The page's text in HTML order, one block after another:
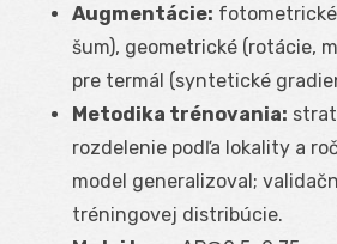
Augmentácie:
šum), geometrické (rotácie,
pre termál (syntetické
Metodika trénovania:
rozdelenie podľa lokality a
model generalizoval;
tréningovej distribúcie.